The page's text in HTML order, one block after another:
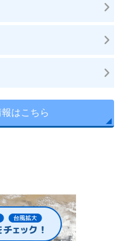
はこちら